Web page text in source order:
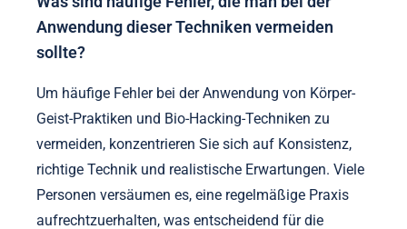
Anwendung dieser Techniken vermeiden
sollte?
Um häufige Fehler bei der Anwendung von Körper-
Geist-Praktiken und Bio-Hacking-Techniken zu
vermeiden, konzentrieren Sie sich auf Konsistenz,
richtige Technik und realistische Erwartungen. Viele
Personen versäumen es, eine regelmäßige Praxis
aufrechtzuerhalten, was entscheidend für die